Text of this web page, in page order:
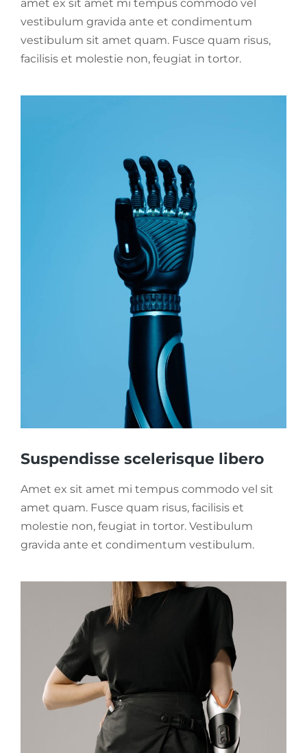
amet ex sit amet mi tempus commodo vel
vestibulum gravida ante et condimentum
vestibulum sit amet quam. Fusce quam risus,
facilisis et molestie non, feugiat in tortor.
Suspendisse scelerisque libero
Amet ex sit amet mi tempus commodo vel sit
amet quam. Fusce quam risus, facilisis et
molestie non, feugiat in tortor. Vestibulum
gravida ante et condimentum vestibulum.